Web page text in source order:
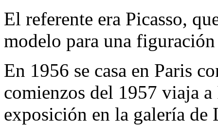
El referente era Picasso,
modelo para una
En 1956 se casa en Paris
comienzos del 1957 viaja
exposición en la galería de